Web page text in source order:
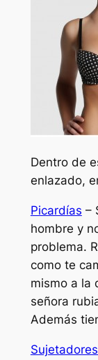
Dentro de
enlazado,
Picardías –
hombre y
problema.
como te
mismo a la
señora
Además